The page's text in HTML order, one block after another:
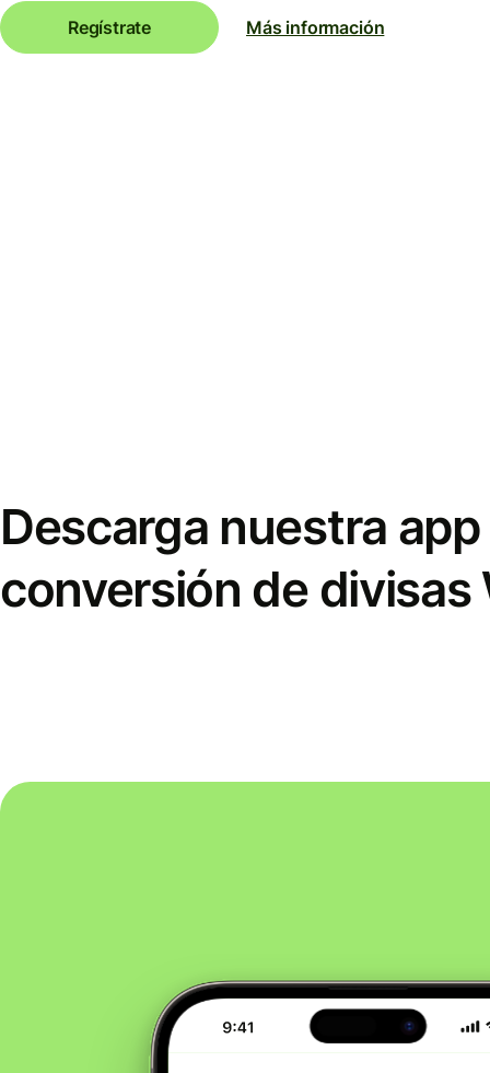
Regístrate Más información
Descarga nuestra
conversión de divisas